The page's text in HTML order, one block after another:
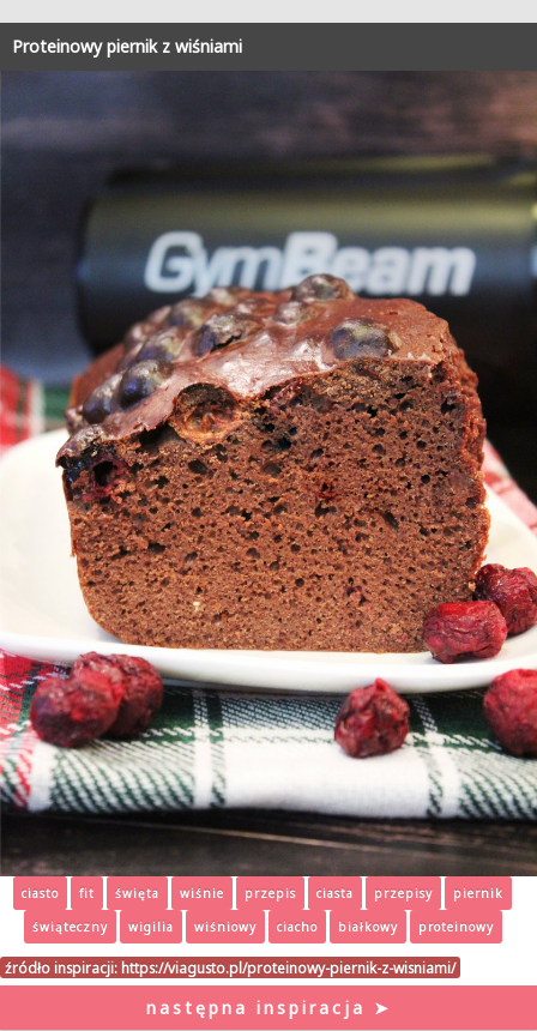
Proteinowy piernik z wiśniami
ciasto fit święta wiśnie przepis ciasta przepisy
piernik
świąteczny
wigilia wiśniowy ciacho białkowy proteinowy
źródło inspiracji: https://viagusto.pl/proteinowy-piernik-z-wisniami/
następna inspiracja ➤